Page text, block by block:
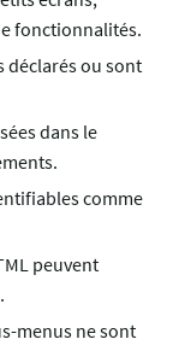
fonctionnalités.
déclarés ou sont
dans le
comme
peuvent
menus ne sont